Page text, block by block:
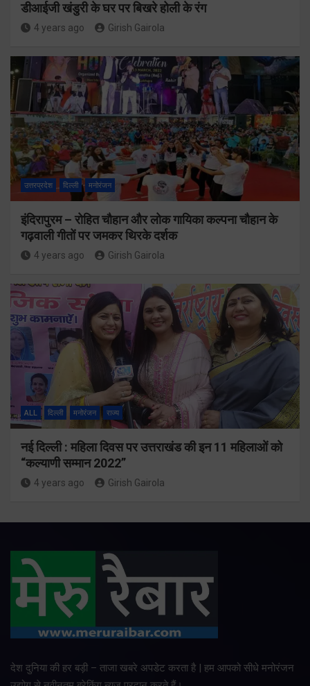
डीआईजी खंडुरी के घर पर बिखरे होली के रंग
4 years ago Girish Gairola
उत्तरप्रदेश दिल्ली मनोरंजन
इंदिरापुरम – रोहित चौहान और लोक गायिका कल्पना चौहान के
गढ़वाली गीतों पर जमकर थिरके दर्शक
4 years ago Girish Gairola
ALL दिल्ली मनोरंजन राज्य
नई दिल्ली : महिला दिवस पर उत्तराखंड की इन 11 महिलाओं को
“कल्याणी सम्मान 2022”
4 years ago Girish Gairola
देश दुनिया की हर बड़ी – ताजा खबरे अपडेट करता है | हम आपको सीधे मनोरंजन